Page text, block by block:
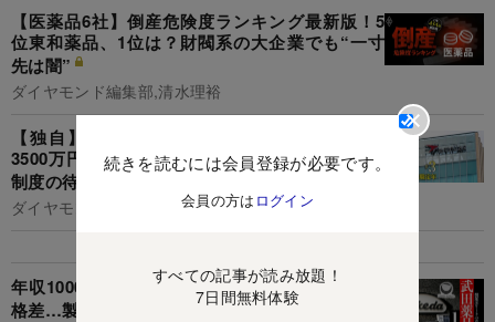
続きを読むには会員登録が必要です。
会員の方は ログイン
すべての記事が読み放題！
7日間無料体験
【医薬品6社】倒産危険度ランキング最新版！5
位東和薬品、1位は？財閥系の大企業でも“一寸
先は闇”
ダイヤモンド編集部,清水理裕
【独自】アステラス製薬、年収倍増「40代で
3500万円」誕生の裏でポスト半減の職位も…新
制度の待遇を実額で暴露
ダイヤモンド編集部,野村聖子
年収1000万円差も！武田薬品vs競合大手の待遇
格差…製薬業界ヒト・カネ事情